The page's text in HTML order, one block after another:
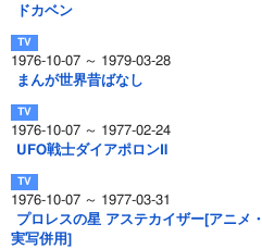
ドカベン
1976-10-07 ～ 1979-03-28
まんが世界昔ばなし
1976-10-07 ～ 1977-02-24
UFO戦士ダイアポロンⅡ
1976-10-07 ～ 1977-03-31
プロレスの星 アステカイザー[アニメ・
実写併用]